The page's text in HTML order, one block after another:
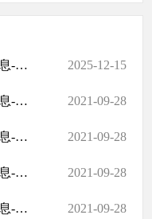
江汉区统计调查证持证人员信息-统计局 2025-12-15
江汉区统计调查证持证人员信息-汉兴街 2021-09-28
江汉区统计调查证持证人员信息-民族街 2021-09-28
江汉区统计调查证持证人员信息-常青街 2021-09-28
江汉区统计调查证持证人员信息-前进街 2021-09-28